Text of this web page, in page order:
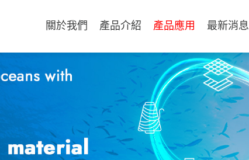
關於我們 產品介紹 產品應用 最新消息